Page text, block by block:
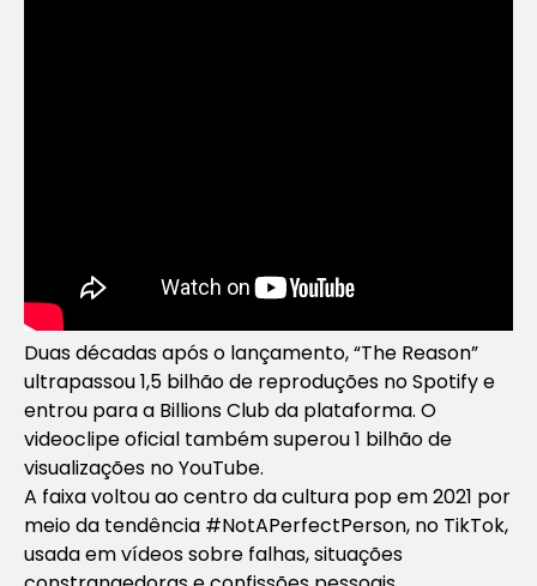
Duas décadas após o lançamento, “The Reason”
ultrapassou 1,5 bilhão de reproduções no Spotify e
entrou para a Billions Club da plataforma. O
videoclipe oficial também superou 1 bilhão de
visualizações no YouTube.
A faixa voltou ao centro da cultura pop em 2021 por
meio da tendência #NotAPerfectPerson, no TikTok,
usada em vídeos sobre falhas, situações